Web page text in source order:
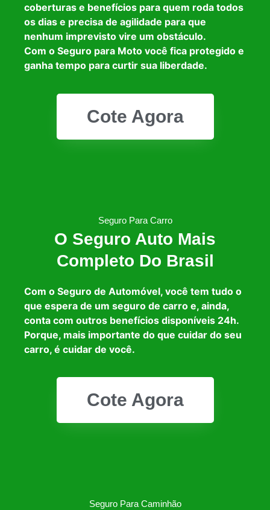
coberturas e benefícios para quem roda todos
os dias e precisa de agilidade para que
nenhum imprevisto vire um obstáculo.
Com o Seguro para Moto você fica protegido e
ganha tempo para curtir sua liberdade.
Cote Agora
Seguro Para Carro
O Seguro Auto Mais
Completo Do Brasil
Com o Seguro de Automóvel, você tem tudo o
que espera de um seguro de carro e, ainda,
conta com outros benefícios disponíveis 24h.
Porque, mais importante do que cuidar do seu
carro, é cuidar de você.
Cote Agora
Seguro Para Caminhão